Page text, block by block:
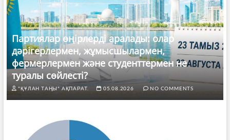
Партиялар өңірлерді аралады: олар
дәрігерлермен, жұмысшылармен,
фермерлермен және студенттермен не
туралы сөйлесті?
"ҚҰЛАН ТАҢЫ" АҚПАРАТ. 05.08.2026 NO COMMENTS